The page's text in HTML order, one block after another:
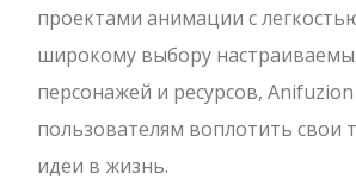
проектами анимации с
широкому выбору
персонажей и ресурсов,
пользователям воплотить свои
идеи в жизнь.